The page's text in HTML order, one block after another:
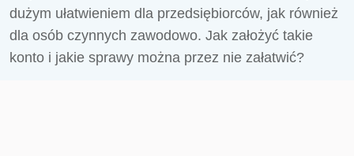
dużym ułatwieniem dla przedsiębiorców, jak również
dla osób czynnych zawodowo. Jak założyć takie
konto i jakie sprawy można przez nie załatwić?